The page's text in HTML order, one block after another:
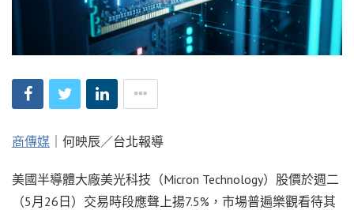
商傳媒 ｜何映辰／台北報導
美國半導體大廠美光科技（Micron Technology）股價於週二
（5月26日）交易時段應聲上揚7.5%，市場普遍樂觀看待其